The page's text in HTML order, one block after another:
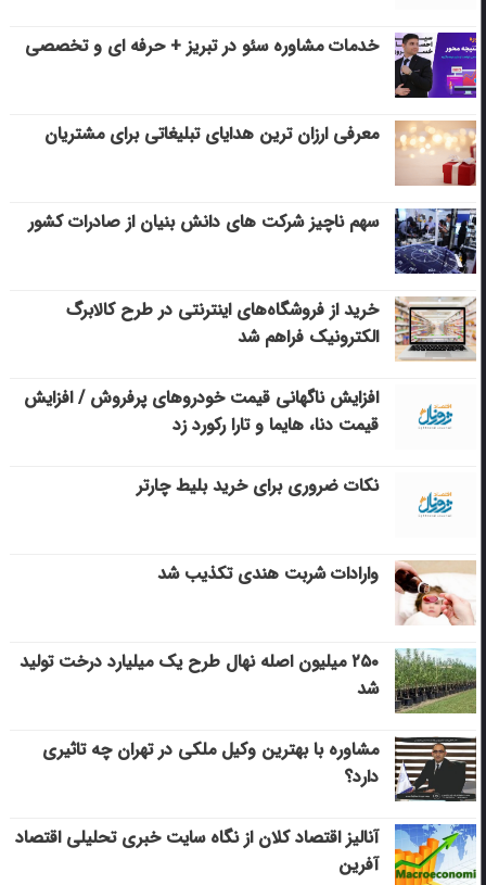
خدمات مشاوره سئو در تبریز + حرفه ای و تخصصی
معرفی ارزان ترین هدایای تبلیغاتی برای مشتریان
سهم ناچیز شرکت های دانش بنیان از صادرات کشور
خرید از فروشگاه‌های اینترنتی در طرح کالابرگ
الکترونیک فراهم شد
افزایش ناگهانی قیمت خودروهای پرفروش / افزایش
قیمت دنا، هایما و تارا رکورد زد
نکات ضروری برای خرید بلیط چارتر
وارادات شربت هندی تکذیب شد
۲۵۰ میلیون اصله نهال طرح یک میلیارد درخت تولید
شد
مشاوره با بهترین وکیل ملکی در تهران چه تاثیری
دارد؟
آنالیز اقتصاد کلان از نگاه سایت خبری تحلیلی اقتصاد
آفرین